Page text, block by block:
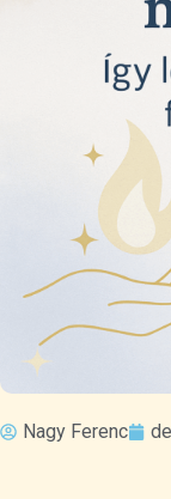
Nagy Ferenc